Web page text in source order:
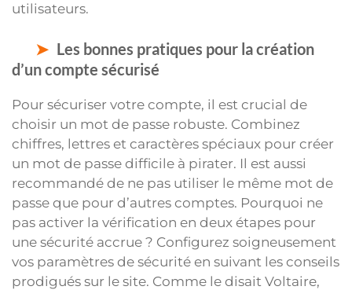
utilisateurs.
Les bonnes pratiques pour la création
d’un compte sécurisé
Pour sécuriser votre compte, il est crucial de
choisir un mot de passe robuste. Combinez
chiffres, lettres et caractères spéciaux pour créer
un mot de passe difficile à pirater. Il est aussi
recommandé de ne pas utiliser le même mot de
passe que pour d’autres comptes. Pourquoi ne
pas activer la vérification en deux étapes pour
une sécurité accrue ? Configurez soigneusement
vos paramètres de sécurité en suivant les conseils
prodigués sur le site. Comme le disait Voltaire,